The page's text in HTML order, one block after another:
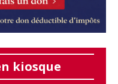
kiosque